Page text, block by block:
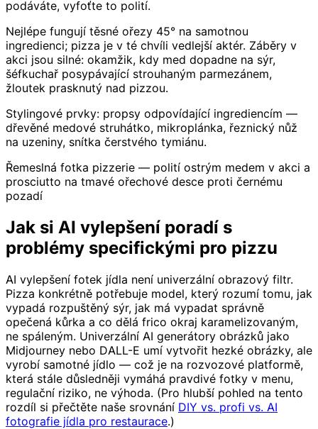
podáváte, vyfoťte to polití.
Nejlépe fungují těsné ořezy 45° na samotnou
ingredienci; pizza je v té chvíli vedlejší aktér. Záběry v
akci jsou silné: okamžik, kdy med dopadne na sýr,
šéfkuchař posypávající strouhaným parmezánem,
žloutek prasknutý nad pizzou.
Stylingové prvky: propsy odpovídající ingrediencím —
dřevěné medové struhátko, mikroplánka, řeznický nůž
na uzeniny, snítka čerstvého tymiánu.
Řemeslná fotka pizzerie — polití ostrým medem v akci a
prosciutto na tmavé ořechové desce proti černému
pozadí
Jak si AI vylepšení poradí s
problémy specifickými pro pizzu
AI vylepšení fotek jídla není univerzální obrazový filtr.
Pizza konkrétně potřebuje model, který rozumí tomu, jak
vypadá rozpuštěný sýr, jak má vypadat správně
opečená kůrka a co dělá frico okraj karamelizovaným,
ne spáleným. Univerzální AI generátory obrázků jako
Midjourney nebo DALL-E umí vytvořit hezké obrázky, ale
vyrobí samotné jídlo — což je na rozvozové platformě,
která stále důsledněji vymáhá pravdivé fotky v menu,
regulační riziko, ne výhoda. (Pro hlubší pohled na tento
rozdíl si přečtěte naše srovnání DIY vs. profi vs. AI
fotografie jídla pro restaurace.)